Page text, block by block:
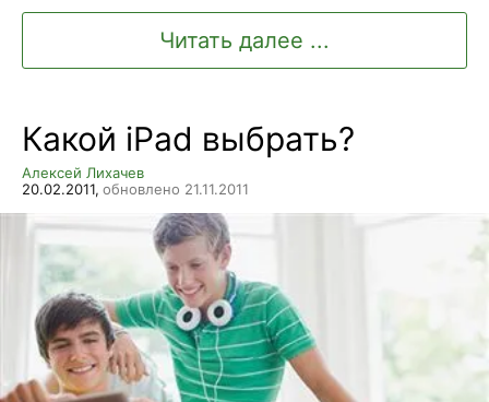
Читать далее ...
Какой iPad выбрать?
Алексей Лихачев
20.02.2011, обновлено 21.11.2011